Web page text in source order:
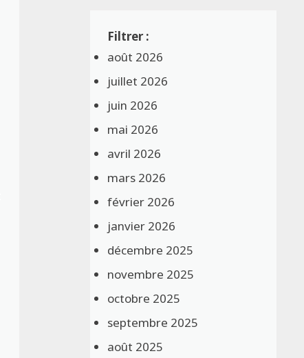
août 2026
juillet 2026
juin 2026
mai 2026
avril 2026
mars 2026
février 2026
janvier 2026
décembre 2025
novembre 2025
octobre 2025
septembre 2025
août 2025